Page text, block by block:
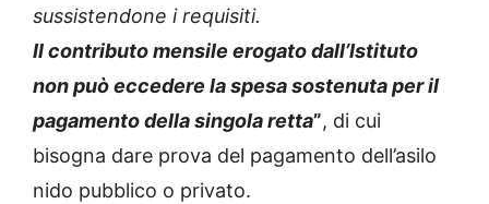
sussistendone i requisiti.
Il contributo mensile erogato dall’Istituto
non può eccedere la spesa sostenuta per il
pagamento della singola retta”, di cui
bisogna dare prova del pagamento dell’asilo
nido pubblico o privato.